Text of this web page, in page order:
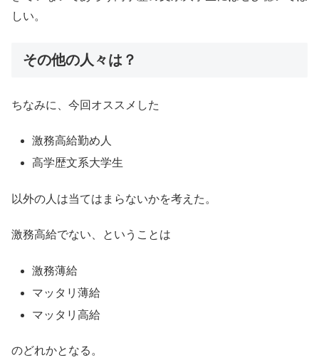
しい。
その他の人々は？
ちなみに、今回オススメした
激務高給勤め人
高学歴文系大学生
以外の人は当てはまらないかを考えた。
激務高給でない、ということは
激務薄給
マッタリ薄給
マッタリ高給
のどれかとなる。